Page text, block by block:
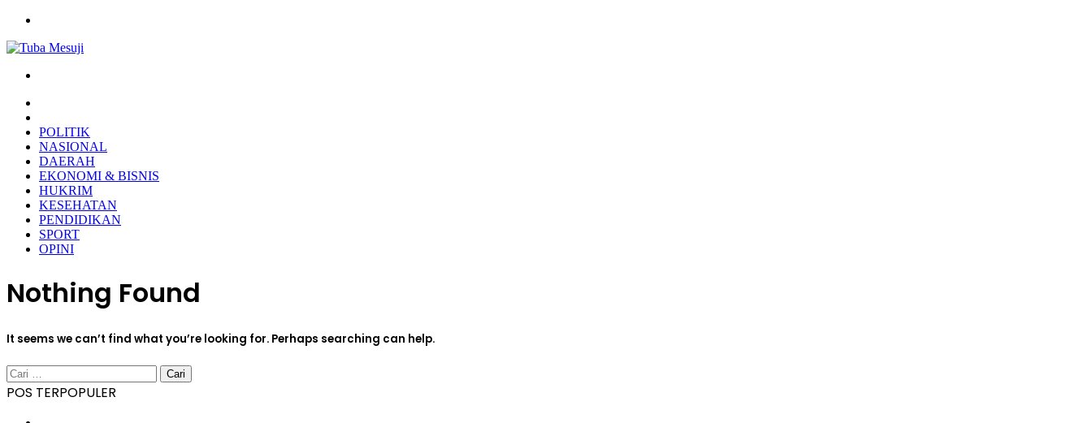
POLITIK
NASIONAL
DAERAH
EKONOMI & BISNIS
HUKRIM
KESEHATAN
PENDIDIKAN
SPORT
OPINI
Nothing Found
It seems we can’t find what you’re looking for. Perhaps searching can help.
Cari
untuk:
POS TERPOPULER